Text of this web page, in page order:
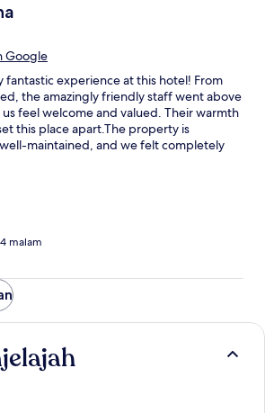
Google
fantastic experience at this hotel! From
the amazingly friendly staff went above
feel welcome and valued. Their warmth
this place apart. ​The property is
maintained, and we felt completely
malam